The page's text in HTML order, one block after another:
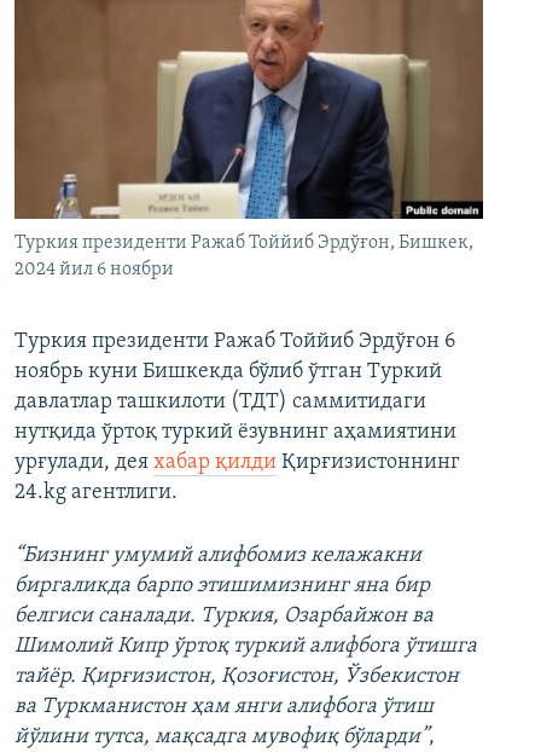
Озодлик бошқа тилларда
Туркия президенти Ражаб Тоййиб Эрдўғон, Бишкек,
2024 йил 6 ноябри
Туркия президенти Ражаб Тоййиб Эрдўғон 6
ноябрь куни Бишкекда бўлиб ўтган Туркий
давлатлар ташкилоти (ТДТ) саммитидаги
нутқида ўртоқ туркий ёзувнинг аҳамиятини
урғулади, дея хабар қилди Қирғизистоннинг
24.kg агентлиги.
“Бизнинг умумий алифбомиз келажакни
биргаликда барпо этишимизнинг яна бир
белгиси саналади. Туркия, Озарбайжон ва
Шимолий Кипр ўртоқ туркий алифбога ўтишга
тайёр. Қирғизистон, Қозоғистон, Ўзбекистон
ва Туркманистон ҳам янги алифбога ўтиш
йўлини тутса, мақсадга мувофиқ бўларди”,